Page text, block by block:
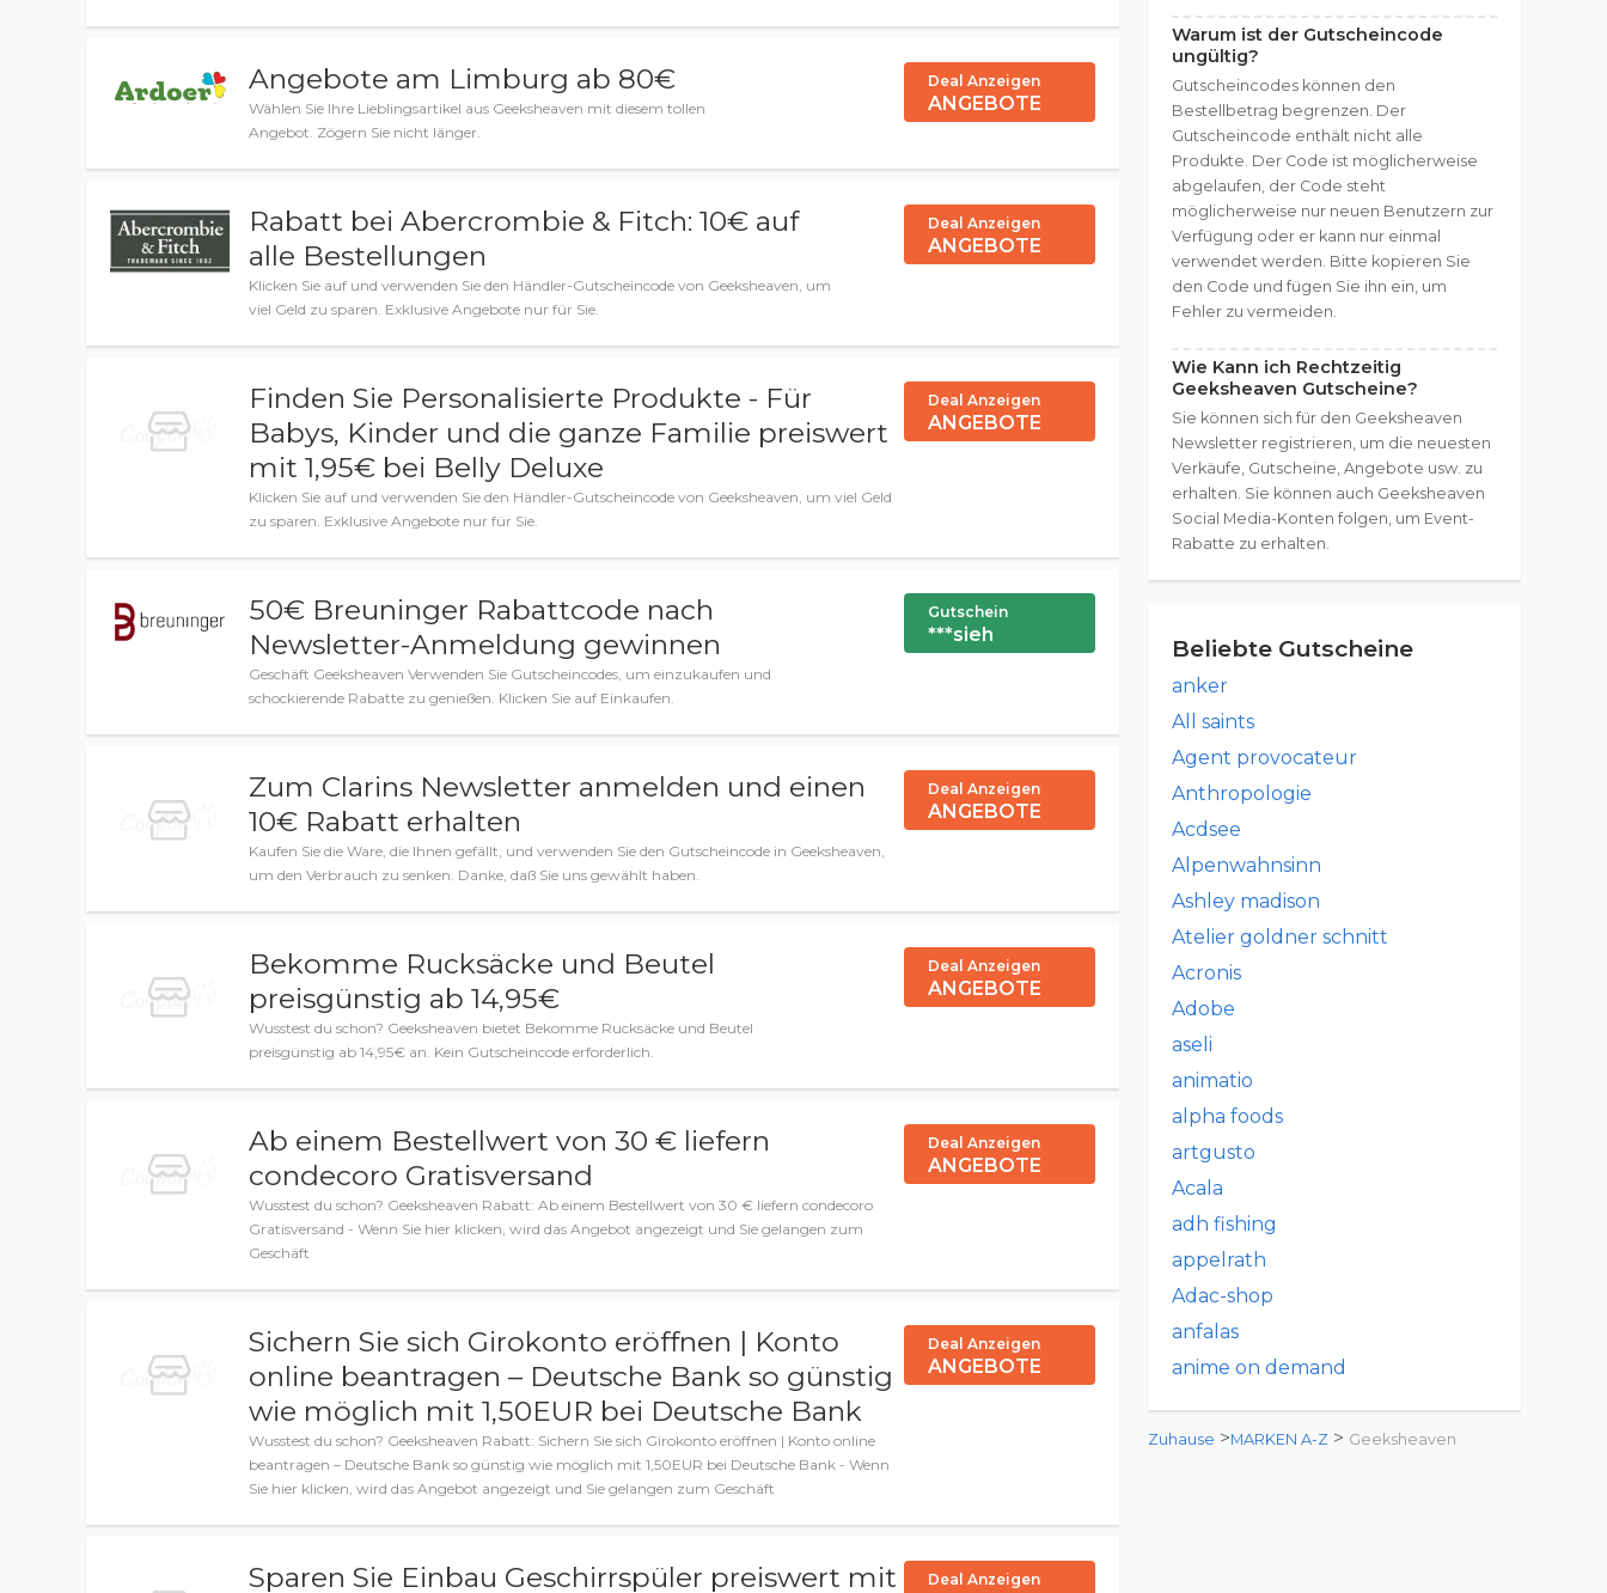
Angebote am Limburg ab 80€
Wählen Sie Ihre Lieblingsartikel aus Geeksheaven mit diesem tollen
Angebot. Zögern Sie nicht länger.
Deal Anzeigen
ANGEBOTE
Rabatt bei Abercrombie & Fitch: 10€ auf
alle Bestellungen
Klicken Sie auf und verwenden Sie den Händler-Gutscheincode von Geeksheaven, um
viel Geld zu sparen. Exklusive Angebote nur für Sie.
Deal Anzeigen
ANGEBOTE
Finden Sie Personalisierte Produkte - Für
Babys, Kinder und die ganze Familie preiswert
mit 1,95€ bei Belly Deluxe
Klicken Sie auf und verwenden Sie den Händler-Gutscheincode von Geeksheaven, um viel Geld
zu sparen. Exklusive Angebote nur für Sie.
Deal Anzeigen
ANGEBOTE
50€ Breuninger Rabattcode nach
Newsletter-Anmeldung gewinnen
Geschäft Geeksheaven Verwenden Sie Gutscheincodes, um einzukaufen und
schockierende Rabatte zu genießen. Klicken Sie auf Einkaufen.
Gutschein
***sieh
Zum Clarins Newsletter anmelden und einen
10€ Rabatt erhalten
Kaufen Sie die Ware, die Ihnen gefällt, und verwenden Sie den Gutscheincode in Geeksheaven,
um den Verbrauch zu senken. Danke, daß Sie uns gewählt haben.
Deal Anzeigen
ANGEBOTE
Bekomme Rucksäcke und Beutel
preisgünstig ab 14,95€
Wusstest du schon? Geeksheaven bietet Bekomme Rucksäcke und Beutel
preisgünstig ab 14,95€ an. Kein Gutscheincode erforderlich.
Deal Anzeigen
ANGEBOTE
Ab einem Bestellwert von 30 € liefern
condecoro Gratisversand
Wusstest du schon? Geeksheaven Rabatt: Ab einem Bestellwert von 30 € liefern condecoro
Gratisversand - Wenn Sie hier klicken, wird das Angebot angezeigt und Sie gelangen zum
Geschäft
Deal Anzeigen
ANGEBOTE
Sichern Sie sich Girokonto eröffnen | Konto
online beantragen – Deutsche Bank so günstig
wie möglich mit 1,50EUR bei Deutsche Bank
Wusstest du schon? Geeksheaven Rabatt: Sichern Sie sich Girokonto eröffnen | Konto online
beantragen – Deutsche Bank so günstig wie möglich mit 1,50EUR bei Deutsche Bank - Wenn
Sie hier klicken, wird das Angebot angezeigt und Sie gelangen zum Geschäft
Deal Anzeigen
ANGEBOTE
Sparen Sie Einbau Geschirrspüler preiswert mit
Deal Anzeigen
Warum ist der Gutscheincode
ungültig?
Gutscheincodes können den
Bestellbetrag begrenzen. Der
Gutscheincode enthält nicht alle
Produkte. Der Code ist möglicherweise
abgelaufen, der Code steht
möglicherweise nur neuen Benutzern zur
Verfügung oder er kann nur einmal
verwendet werden. Bitte kopieren Sie
den Code und fügen Sie ihn ein, um
Fehler zu vermeiden.
Wie Kann ich Rechtzeitig
Geeksheaven Gutscheine?
Sie können sich für den Geeksheaven
Newsletter registrieren, um die neuesten
Verkäufe, Gutscheine, Angebote usw. zu
erhalten. Sie können auch Geeksheaven
Social Media-Konten folgen, um Event-
Rabatte zu erhalten.
Beliebte Gutscheine
anker
All saints
Agent provocateur
Anthropologie
Acdsee
Alpenwahnsinn
Ashley madison
Atelier goldner schnitt
Acronis
Adobe
aseli
animatio
alpha foods
artgusto
Acala
adh fishing
appelrath
Adac-shop
anfalas
anime on demand
Zuhause >MARKEN A-Z > Geeksheaven